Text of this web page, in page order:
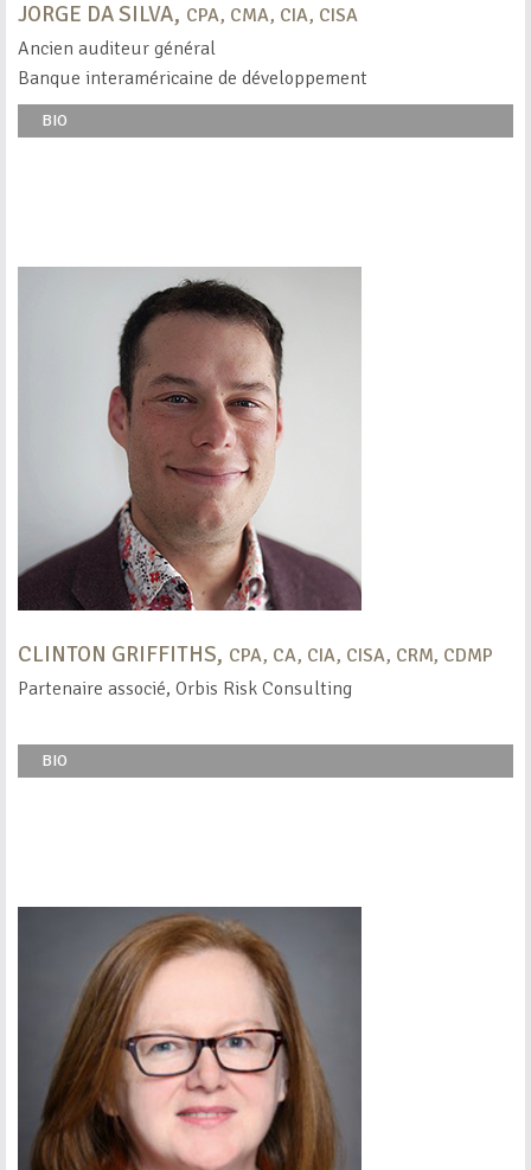
JORGE DA SILVA, CPA, CMA, CIA, CISA
Ancien auditeur général
Banque interaméricaine de développement
BIO
CLINTON GRIFFITHS, CPA, CA, CIA, CISA, CRM, CDMP
Partenaire associé, Orbis Risk Consulting
BIO